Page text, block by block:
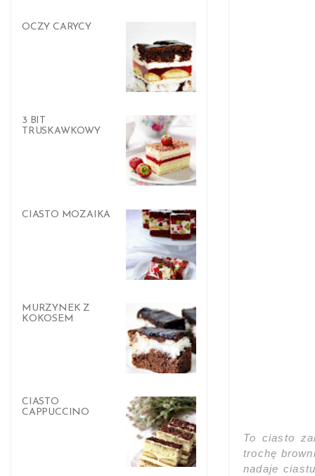
To ciasto
trochę
nadaje
OCZY CARYCY
3 BIT
TRUSKAWKOWY
CIASTO MOZAIKA
MURZYNEK Z
KOKOSEM
CIASTO
CAPPUCCINO